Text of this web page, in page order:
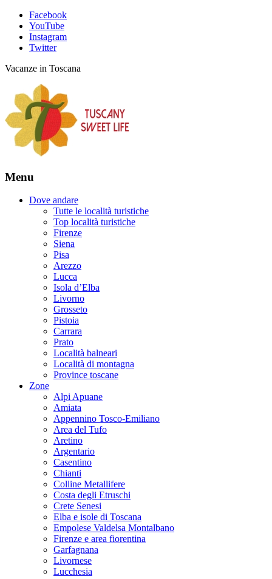
Facebook
YouTube
Instagram
Twitter
Vacanze in Toscana
Menu
Dove andare
Tutte le località turistiche
Top località turistiche
Firenze
Siena
Pisa
Arezzo
Lucca
Isola d’Elba
Livorno
Grosseto
Pistoia
Carrara
Prato
Località balneari
Località di montagna
Province toscane
Zone
Alpi Apuane
Amiata
Appennino Tosco-Emiliano
Area del Tufo
Aretino
Argentario
Casentino
Chianti
Colline Metallifere
Costa degli Etruschi
Crete Senesi
Elba e isole di Toscana
Empolese Valdelsa Montalbano
Firenze e area fiorentina
Garfagnana
Livornese
Lucchesia